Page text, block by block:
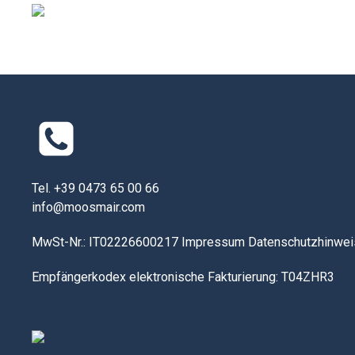
Tel. +39 0473 65 00 66
info@moosmair.com
MwSt-Nr.: IT02226600217 Impressum
Empfängerkodex elektronische Fakturierung: T04ZHR3